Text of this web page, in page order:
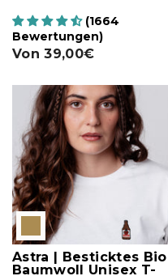
(1664
Bewertungen)
Von 39,00€
Astra | Besticktes Bio
Baumwoll Unisex T-